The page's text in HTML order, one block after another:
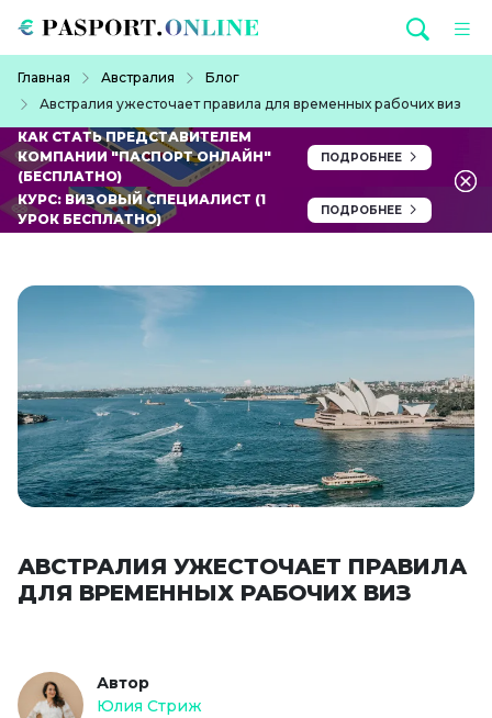
Главная Австралия
Блог
Австралия ужесточает правила для временных рабочих виз
КАК СТАТЬ ПРЕДСТАВИТЕЛЕМ
КОМПАНИИ "ПАСПОРТ ОНЛАЙН"
(БЕСПЛАТНО)
ПОДРОБНЕЕ
КУРС: ВИЗОВЫЙ СПЕЦИАЛИСТ (1
УРОК БЕСПЛАТНО)
ПОДРОБНЕЕ
АВСТРАЛИЯ УЖЕСТОЧАЕТ ПРАВИЛА
ДЛЯ ВРЕМЕННЫХ РАБОЧИХ ВИЗ
Автор
Юлия Стриж